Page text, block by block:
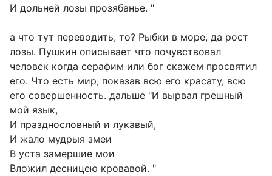
И дольней лозы прозябанье. "
а что тут переводить, то? Рыбки в море, да рост
лозы. Пушкин описывает что почувствовал
человек когда серафим или бог скажем просвятил
его. Что есть мир, показав всю его красату, всю
его совершенность. дальше "И вырвал грешный
мой язык,
И празднословный и лукавый,
И жало мудрыя змеи
В уста замершие мои
Вложил десницею кровавой. "